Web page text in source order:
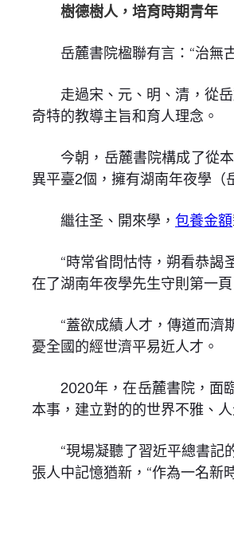
樹德樹人，培育時期青年
岳麓書院楹聯有言：“治無
走過宋、元、明、清，從
奇特的教導主旨和育人理念。
今朝，岳麓書院構成了從
異平臺2個，擁有湖南年夜學（
繼往圣、開來學， 包養金額
“時常省問怙恃，朔看恭謁
在了湖南年夜學先生守則第一頁
“蓋欲成績人才，傳道而
憂全國的經世濟平易近人才。
2020年，在岳麓書院，面
本事，建立對的的世界不雅、
“現場凝聽了習近平總書
張人中記憶猶新，“作為一名新